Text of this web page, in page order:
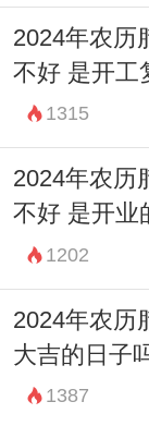
2024年农历
不好 是开工
吗 1315
2024年农历
不好 是开业
1202
2024年农历
大吉的日子
时查询
1387